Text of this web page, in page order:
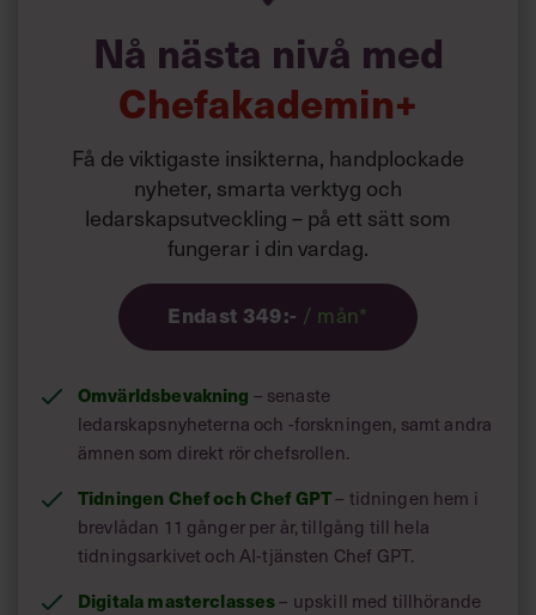
Logga in
Prenumerera
personuppgiftsbehandling
hittas här:
Ledarskapstest
Små förändringar i fokus eller struktur kan göra stor
Tips: Sätt en konkret utvecklingsplan för dig själv och be
om stöd eller coachning.
Börja förändramed dessa
verktyg
Nå nästa nivå med
Chefakademin+
Få de viktigaste insikterna, handplockade
nyheter, smarta verktyg och
ledarskapsutveckling – på ett sätt som
fungerar i din vardag.
Endast 349:- / mån*
Omvärldsbevakning – senaste
ledarskapsnyheterna och -forskningen, samt andra
ämnen som direkt rör chefsrollen.
Tidningen Chef och Chef GPT– tidningen hem i
brevlådan 11 gånger per år, tillgång till hela
tidningsarkivet och AI-tjänsten Chef GPT.
Digitala masterclasses– upskill med tillhörande